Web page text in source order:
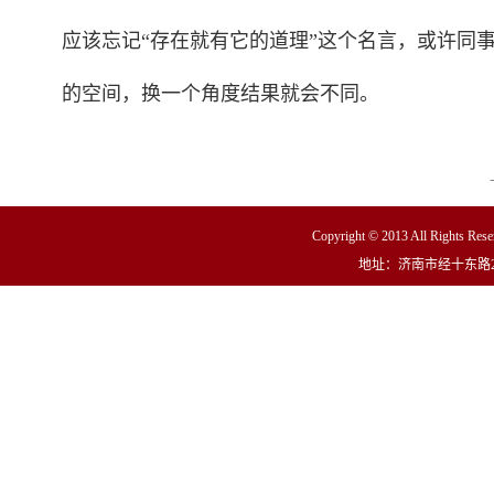
应该忘记“存在就有它的道理”这个名言，或许同
的空间，换一个角度结果就会不同。
Copyright © 2013 All Rights
地址：济南市经十东路